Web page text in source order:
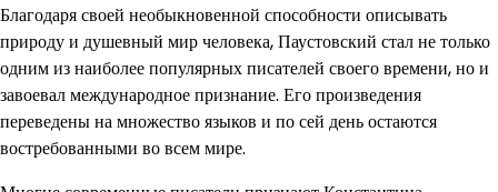
Благодаря своей необыкновенной способности описывать
природу и душевный мир человека, Паустовский стал не только
одним из наиболее популярных писателей своего времени, но и
завоевал международное признание. Его произведения
переведены на множество языков и по сей день остаются
востребованными во всем мире.